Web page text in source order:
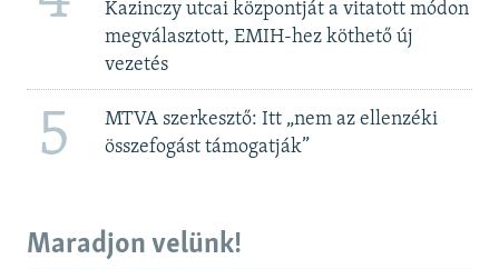
Kazinczy utcai központját a vitatott módon
megválasztott, EMIH-hez köthető új
vezetés
5
MTVA szerkesztő: Itt „nem az ellenzéki
összefogást támogatják”
Maradjon velünk!